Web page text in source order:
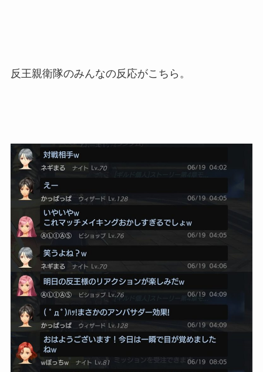
反王親衛隊のみんなの反応がこちら。